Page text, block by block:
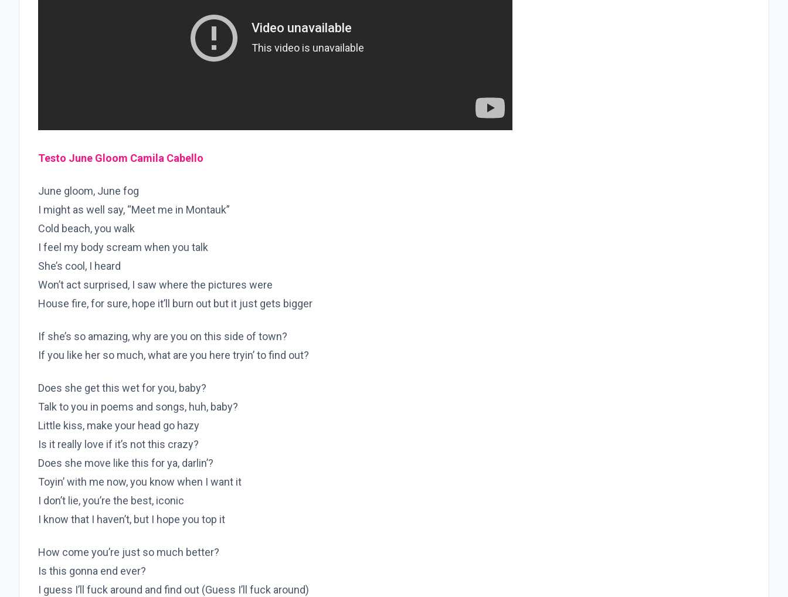
Testo June Gloom Camila Cabello
June gloom, June fog
I might as well say, “Meet me in Montauk”
Cold beach, you walk
I feel my body scream when you talk
She’s cool, I heard
Won’t act surprised, I saw where the pictures were
House fire, for sure, hope it’ll burn out but it just gets bigger
If she’s so amazing, why are you on this side of town?
If you like her so much, what are you here tryin’ to find out?
Does she get this wet for you, baby?
Talk to you in poems and songs, huh, baby?
Little kiss, make your head go hazy
Is it really love if it’s not this crazy?
Does she move like this for ya, darlin’?
Toyin’ with me now, you know when I want it
I don’t lie, you’re the best, iconic
I know that I haven’t, but I hope you top it
How come you’re just so much better?
Is this gonna end ever?
I guess I’ll fuck around and find out (Guess I’ll fuck around)